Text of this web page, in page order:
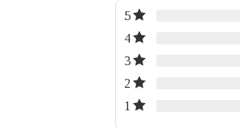
5
4
3
2
1